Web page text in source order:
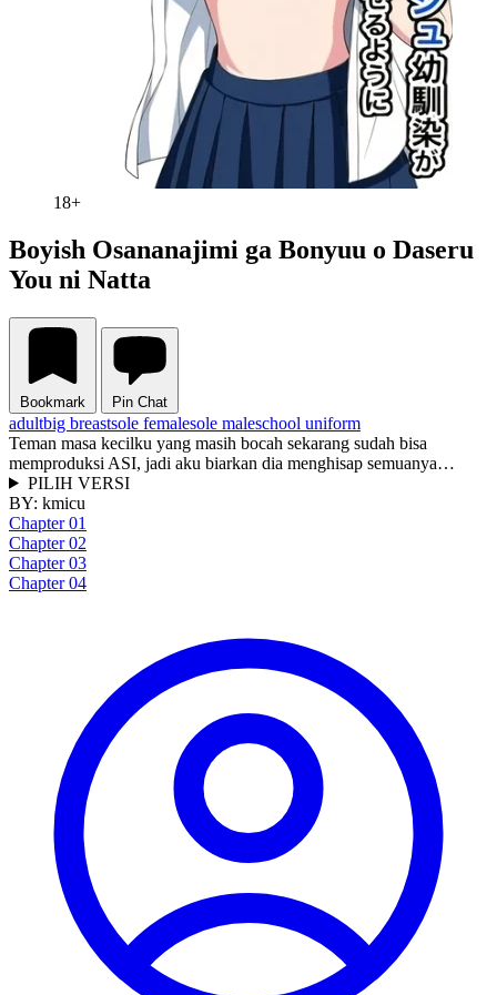
18+
Boyish Osananajimi ga Bonyuu o Daseru
You ni Natta
Bookmark Pin Chat
adultbig breastsole femalesole maleschool uniform
Teman masa kecilku yang masih bocah sekarang sudah bisa
memproduksi ASI, jadi aku biarkan dia menghisap semuanya…
PILIH VERSI
BY: kmicu
Chapter 01
Chapter 02
Chapter 03
Chapter 04